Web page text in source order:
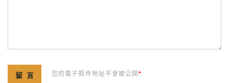
您的電子郵件地址不會被公開*